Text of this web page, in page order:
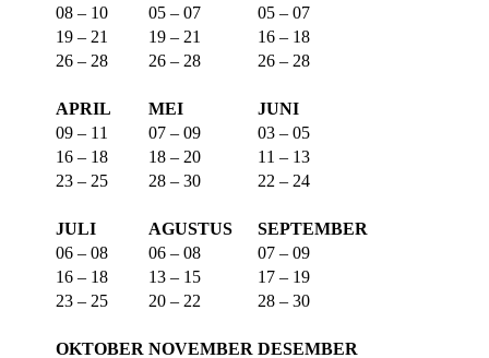
08 – 10
05 – 07
05 – 07
19 – 21
19 – 21
16 – 18
26 – 28
26 – 28 26 – 28
APRIL MEI
JUNI
09 – 11
07 – 09
03 – 05
16 – 18
18 – 20
11 – 13
23 – 25
28 – 30 22 – 24
JULI AGUSTUS
SEPTEMBER
06 – 08
06 – 08
07 – 09
16 – 18
13 – 15
17 – 19
23 – 25
20 – 22 28 – 30
OKTOBER NOVEMBER DESEMBER